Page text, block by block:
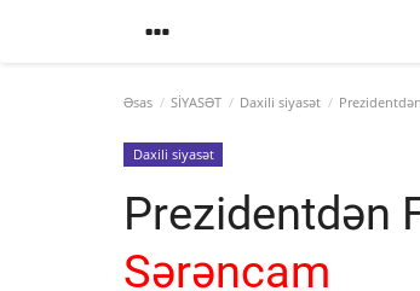
Əsas SİYASƏT Daxili siyasət
Daxili siyasət
Prezidentdən
Sərəncam